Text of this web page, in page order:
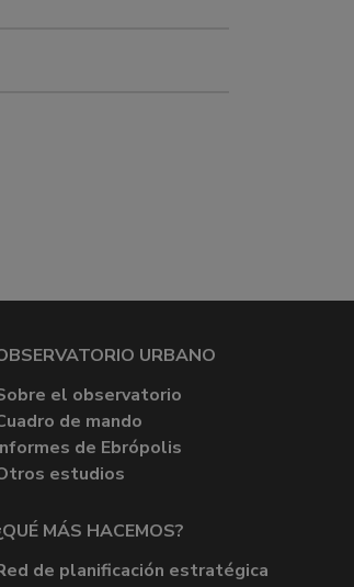
URBANO
el observatorio
de mando
de Ebrópolis
estudios
MÁS HACEMOS?
de planificación estratégica